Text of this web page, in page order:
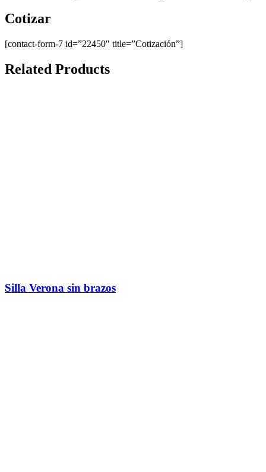
Cotizar
[contact-form-7 id=”22450″ title=”Cotización”]
Related Products
Silla Verona sin brazos